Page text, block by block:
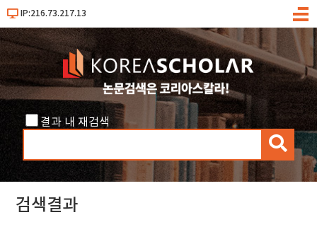
IP:216.73.217.13
메
결과 내 재검색
검
색
검색결과